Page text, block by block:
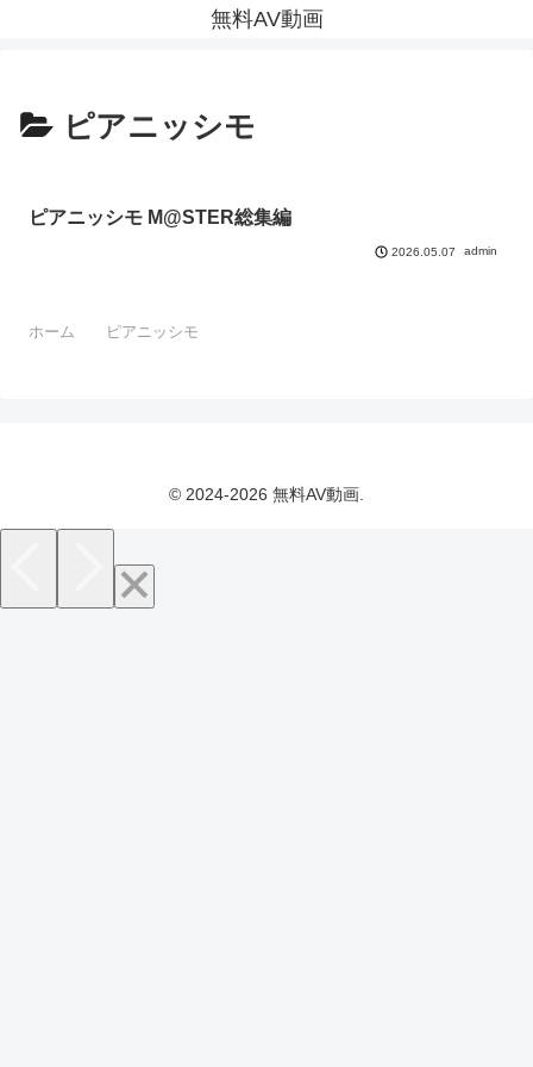
無料AV動画
ピアニッシモ
ピアニッシモ M@STER総集編
2026.05.07 admin
ホーム ピアニッシモ
© 2024-2026 無料AV動画.